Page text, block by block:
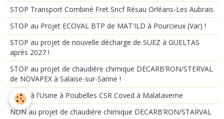
STOP Transport Combiné Fret Sncf Résau Orléans-Les Aubrais
STOP au Projet ECOVAL BTP de MAT'ILD à Pourcieux (Var) !
STOP au projet de nouvelle décharge de SUEZ à GUELTAS
après 2027 !
STOP au projet de chaudière chimique DECARB’RON/STERVAL
de NOVAPEX à Salaise-sur-Sanne !
STOP à l'Usine à Poubelles CSR Coved à Malataverne
NON au projet de chaudière chimique DECARB’RON/STARVAL